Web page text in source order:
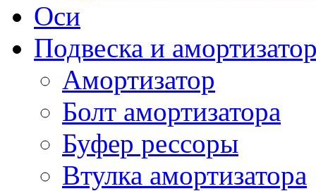
Оси
Подвеска и
Амортизатор
Болт амортизатора
Буфер рессоры
Втулка амортизатора